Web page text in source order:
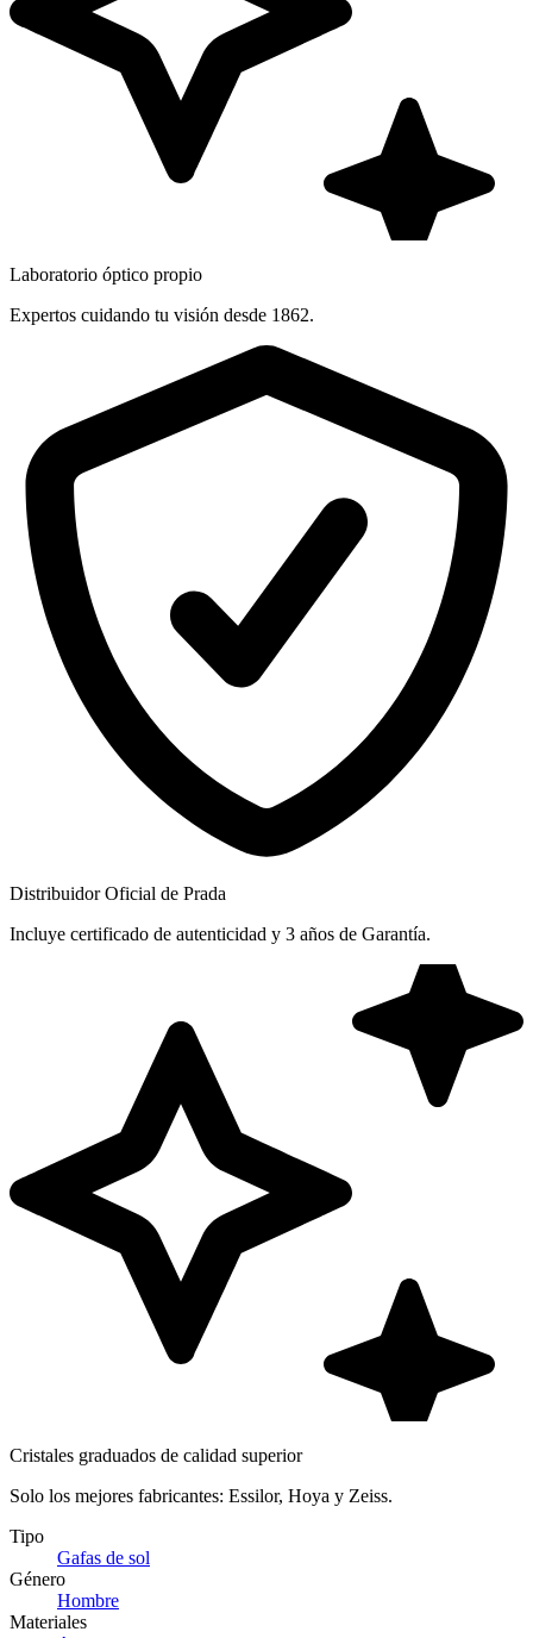
Laboratorio óptico propio
Expertos cuidando tu visión desde 1862.
Distribuidor Oficial de Prada
Incluye certificado de autenticidad y 3 años de Garantía.
Cristales graduados de calidad superior
Solo los mejores fabricantes: Essilor, Hoya y Zeiss.
Tipo
Gafas de sol
Género
Hombre
Materiales